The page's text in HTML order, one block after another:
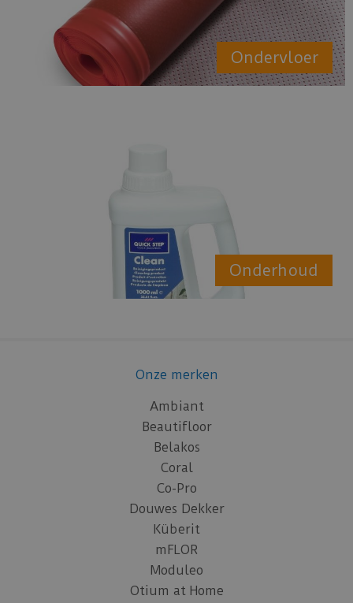
Ondervloer
Onderhoud
Onze merken
Ambiant
Beautifloor
Belakos
Coral
Co-Pro
Douwes Dekker
Küberit
mFLOR
Moduleo
Otium at Home